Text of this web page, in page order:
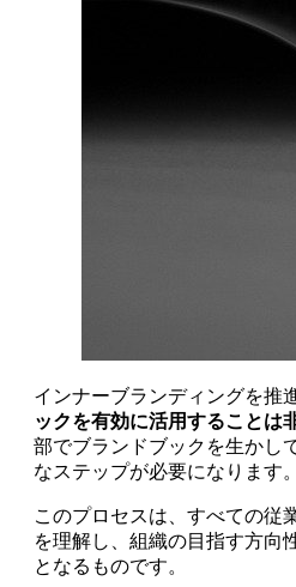
インナーブランディングを推
ックを有効に活用することは
部でブランドブックを生かし
なステップが必要になります。
このプロセスは、すべての従
を理解し、組織の目指す方向
となるものです。